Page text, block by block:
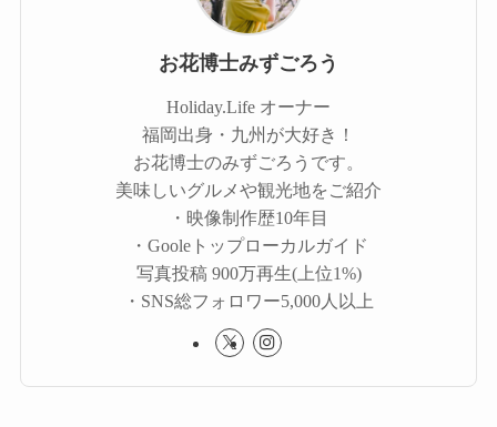
お花博士みずごろう
Holiday.Life オーナー
福岡出身・九州が大好き！
お花博士のみずごろうです。
美味しいグルメや観光地をご紹介
・映像制作歴10年目
・Gooleトップローカルガイド
写真投稿 900万再生(上位1%)
・SNS総フォロワー5,000人以上